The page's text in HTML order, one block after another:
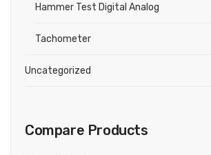
Hammer Test Digital Analog
Tachometer
Uncategorized
Compare Products